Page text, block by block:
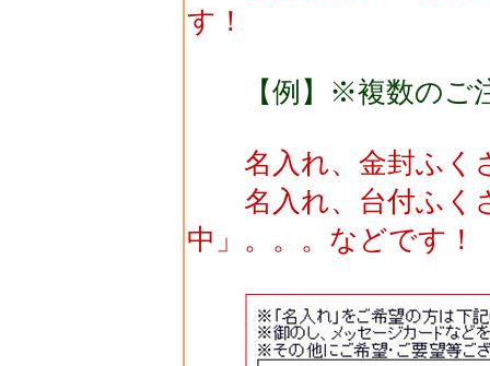
す！
【例】※複数のご
名入れ、金封ふく
名入れ、台付ふく
中」。。。などです！